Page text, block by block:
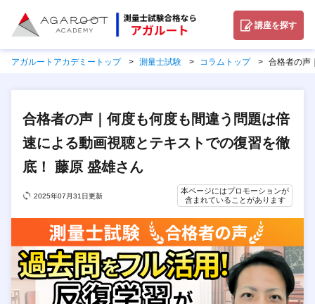
講座を探す
アガルートアカデミートップ 測量士試験 コラムトップ 合格者の声
合格者の声｜何度も何度も間違う問題は倍
速による動画視聴とテキストでの復習を徹
底！ 藤原 盛雄さん
2025年07月31日更新
本ページにはプロモーションが
含まれていることがあります